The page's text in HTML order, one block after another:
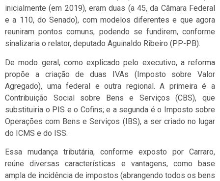
inicialmente (em 2019), eram duas (a 45, da Câmara Federal
e a 110, do Senado), com modelos diferentes e que agora
reuniram pontos comuns, podendo se fundirem, conforme
sinalizaria o relator, deputado Aguinaldo Ribeiro (PP-PB).
De modo geral, como explicado pelo executivo, a reforma
propõe a criação de duas IVAs (Imposto sobre Valor
Agregado), uma federal e outra regional. A primeira é a
Contribuição Social sobre Bens e Serviços (CBS), que
substituiria o PIS e o Cofins; e a segunda é o Imposto sobre
Operações com Bens e Serviços (IBS), a ser criado no lugar
do ICMS e do ISS.
Essa mudança tributária, conforme exposto por Carraro,
reúne diversas características e vantagens, como base
ampla de incidência de impostos (abrangendo todos os bens